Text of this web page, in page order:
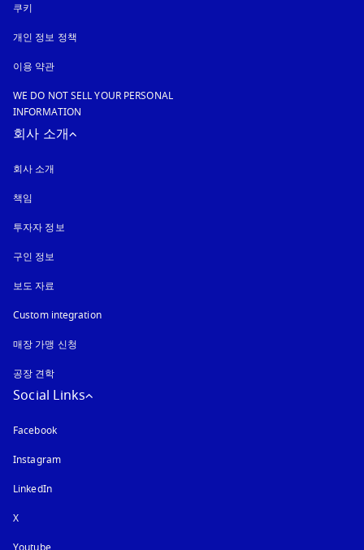
쿠키
개인 정보 정책
이용 약관
WE DO NOT SELL YOUR PERSONAL
INFORMATION
회사 소개
회사 소개
책임
투자자 정보
구인 정보
보도 자료
Custom integration
매장 가맹 신청
공장 견학
Social Links
Facebook
Instagram새 탭에서 열림
LinkedIn
X